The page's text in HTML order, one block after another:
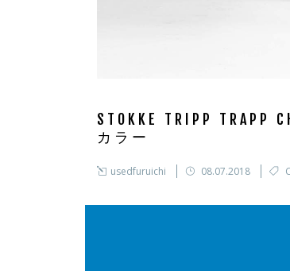
STOKKE TRIPP
カラー
usedfuruichi 08.07.2018